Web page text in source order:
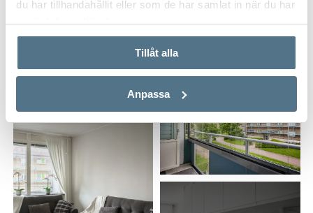
du har tillhandahållit eller som de har samlat in när du har
använt deras tjänster.
Tillåt alla
Anpassa